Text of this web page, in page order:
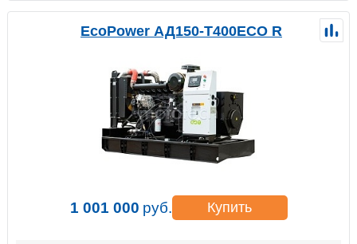
EcoPower АД150-T400ECO R
1 001 000 руб. Купить